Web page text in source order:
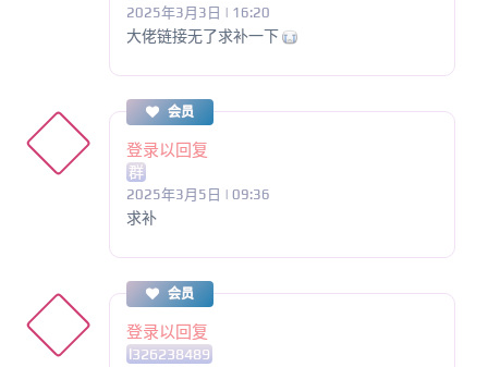
2025年3月3日 | 16:20
大佬链接无了求补一下
会员
登录以回复
群
2025年3月5日 | 09:36
求补
会员
登录以回复
l326238489